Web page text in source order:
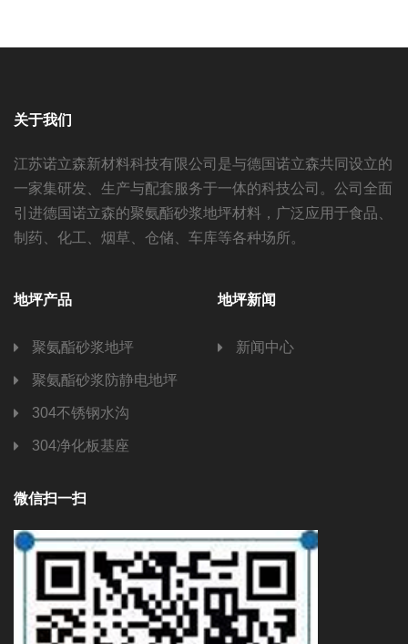
关于我们
江苏诺立森新材料科技有限公司是与德国诺立森共同设立的
一家集研发、生产与配套服务于一体的科技公司。公司全面
引进德国诺立森的聚氨酯砂浆地坪材料，广泛应用于食品、
制药、化工、烟草、仓储、车库等各种场所。
地坪产品
聚氨酯砂浆地坪
聚氨酯砂浆防静电地坪
304不锈钢水沟
304净化板基座
地坪新闻
新闻中心
微信扫一扫